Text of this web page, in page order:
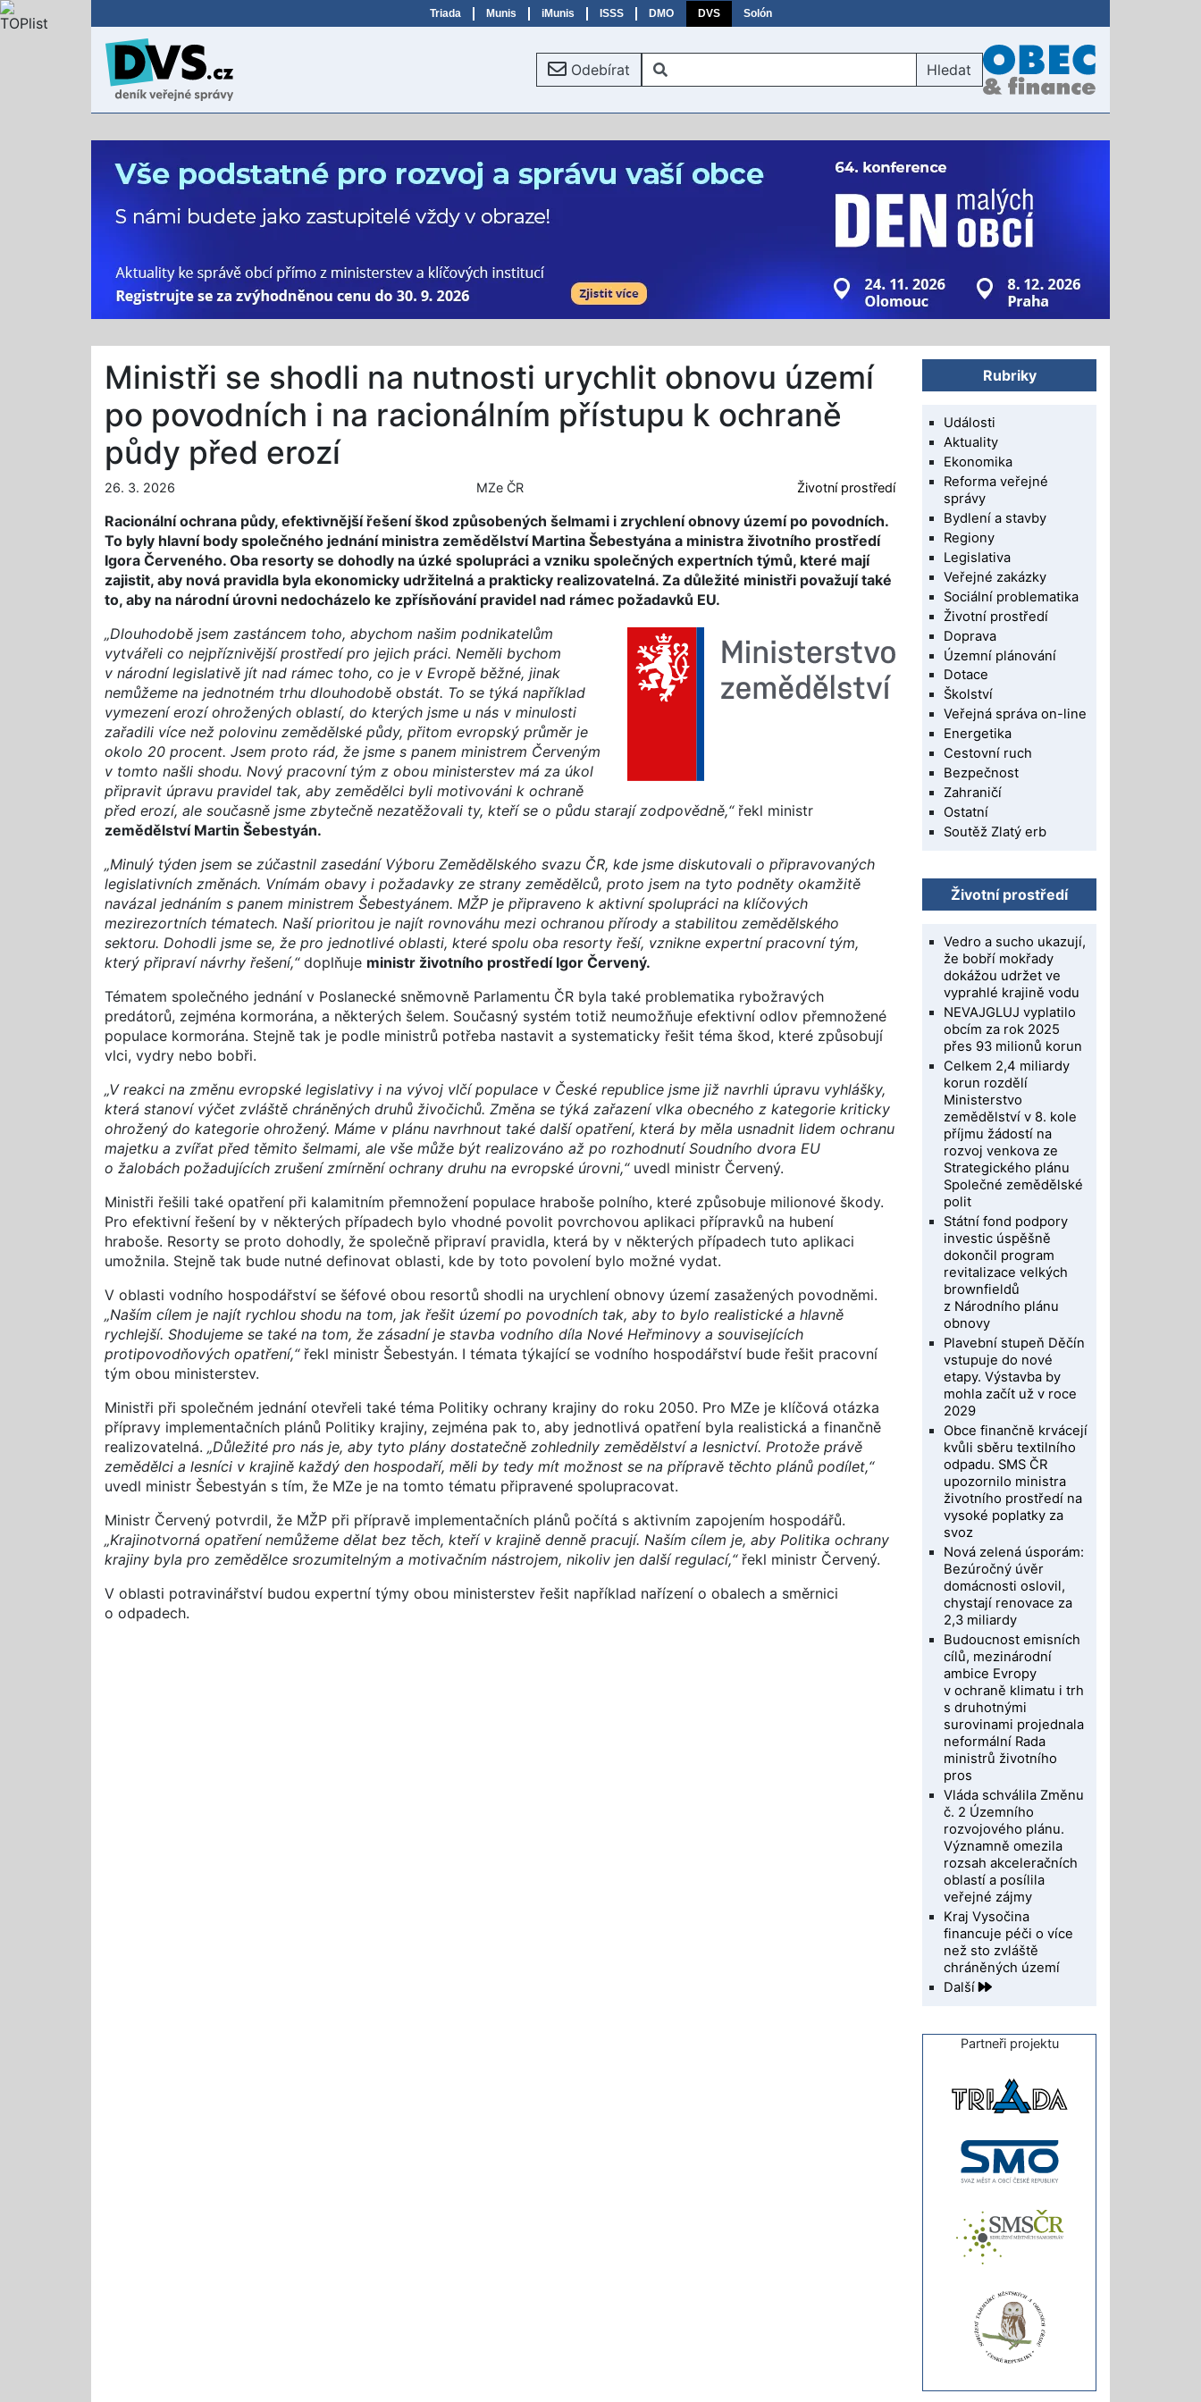
Triada Munis iMunis ISSS DMO DVS Solón
Odebírat Hledat
Ministři se shodli na nutnosti urychlit obnovu území
po povodních i na racionálním přístupu k ochraně
půdy před erozí
26. 3. 2026 MZe ČR Životní prostředí
Racionální ochrana půdy, efektivnější řešení škod způsobených šelmami i zrychlení obnovy území po povodních.
To byly hlavní body společného jednání ministra zemědělství Martina Šebestyána a ministra životního prostředí
Igora Červeného. Oba resorty se dohodly na úzké spolupráci a vzniku společných expertních týmů, které mají
zajistit, aby nová pravidla byla ekonomicky udržitelná a prakticky realizovatelná. Za důležité ministři považují také
to, aby na národní úrovni nedocházelo ke zpřísňování pravidel nad rámec požadavků EU.
„Dlouhodobě jsem zastáncem toho, abychom našim podnikatelům
vytvářeli co nejpříznivější prostředí pro jejich práci. Neměli bychom
v národní legislativě jít nad rámec toho, co je v Evropě běžné, jinak
nemůžeme na jednotném trhu dlouhodobě obstát. To se týká například
vymezení erozí ohrožených oblastí, do kterých jsme u nás v minulosti
zařadili více než polovinu zemědělské půdy, přitom evropský průměr je
okolo 20 procent. Jsem proto rád, že jsme s panem ministrem Červeným
v tomto našli shodu. Nový pracovní tým z obou ministerstev má za úkol
připravit úpravu pravidel tak, aby zemědělci byli motivováni k ochraně
před erozí, ale současně jsme zbytečně nezatěžovali ty, kteří se o půdu starají zodpovědně,“řekl ministr
zemědělství Martin Šebestyán.
„Minulý týden jsem se zúčastnil zasedání Výboru Zemědělského svazu ČR, kde jsme diskutovali o připravovaných
legislativních změnách. Vnímám obavy i požadavky ze strany zemědělců, proto jsem na tyto podněty okamžitě
navázal jednáním s panem ministrem Šebestyánem. MŽP je připraveno k aktivní spolupráci na klíčových
mezirezortních tématech. Naší prioritou je najít rovnováhu mezi ochranou přírody a stabilitou zemědělského
sektoru. Dohodli jsme se, že pro jednotlivé oblasti, které spolu oba resorty řeší, vznikne expertní pracovní tým,
který připraví návrhy řešení,“doplňuje ministr životního prostředí Igor Červený.
Tématem společného jednání v Poslanecké sněmovně Parlamentu ČR byla také problematika rybožravých
predátorů, zejména kormorána, a některých šelem. Současný systém totiž neumožňuje efektivní odlov přemnožené
populace kormorána. Stejně tak je podle ministrů potřeba nastavit a systematicky řešit téma škod, které způsobují
vlci, vydry nebo bobři.
„V reakci na změnu evropské legislativy i na vývoj vlčí populace v České republice jsme již navrhli úpravu vyhlášky,
která stanoví výčet zvláště chráněných druhů živočichů. Změna se týká zařazení vlka obecného z kategorie kriticky
ohrožený do kategorie ohrožený. Máme v plánu navrhnout také další opatření, která by měla usnadnit lidem ochranu
majetku a zvířat před těmito šelmami, ale vše může být realizováno až po rozhodnutí Soudního dvora EU
o žalobách požadujících zrušení zmírnění ochrany druhu na evropské úrovni,“uvedl ministr Červený.
Ministři řešili také opatření při kalamitním přemnožení populace hraboše polního, které způsobuje milionové škody.
Pro efektivní řešení by v některých případech bylo vhodné povolit povrchovou aplikaci přípravků na hubení
hraboše. Resorty se proto dohodly, že společně připraví pravidla, která by v některých případech tuto aplikaci
umožnila. Stejně tak bude nutné definovat oblasti, kde by toto povolení bylo možné vydat.
V oblasti vodního hospodářství se šéfové obou resortů shodli na urychlení obnovy území zasažených povodněmi.
„Naším cílem je najít rychlou shodu na tom, jak řešit území po povodních tak, aby to bylo realistické a hlavně
rychlejší. Shodujeme se také na tom, že zásadní je stavba vodního díla Nové Heřminovy a souvisejících
protipovodňových opatření,“řekl ministr Šebestyán. I témata týkající se vodního hospodářství bude řešit pracovní
tým obou ministerstev.
Ministři při společném jednání otevřeli také téma Politiky ochrany krajiny do roku 2050. Pro MZe je klíčová otázka
přípravy implementačních plánů Politiky krajiny, zejména pak to, aby jednotlivá opatření byla realistická a finančně
realizovatelná. „Důležité pro nás je, aby tyto plány dostatečně zohlednily zemědělství a lesnictví. Protože právě
zemědělci a lesníci v krajině každý den hospodaří, měli by tedy mít možnost se na přípravě těchto plánů podílet,“
uvedl ministr Šebestyán s tím, že MZe je na tomto tématu připravené spolupracovat.
Ministr Červený potvrdil, že MŽP při přípravě implementačních plánů počítá s aktivním zapojením hospodářů.
„Krajinotvorná opatření nemůžeme dělat bez těch, kteří v krajině denně pracují. Naším cílem je, aby Politika ochrany
krajiny byla pro zemědělce srozumitelným a motivačním nástrojem, nikoliv jen další regulací,“řekl ministr Červený.
V oblasti potravinářství budou expertní týmy obou ministerstev řešit například nařízení o obalech a směrnici
o odpadech.
Rubriky
Události
Aktuality
Ekonomika
Reforma veřejné
správy
Bydlení a stavby
Regiony
Legislativa
Veřejné zakázky
Sociální problematika
Životní prostředí
Doprava
Územní plánování
Dotace
Školství
Veřejná správa on-line
Energetika
Cestovní ruch
Bezpečnost
Zahraničí
Ostatní
Soutěž Zlatý erb
Životní prostředí
Vedro a sucho ukazují,
že bobří mokřady
dokážou udržet ve
vyprahlé krajině vodu
NEVAJGLUJ vyplatilo
obcím za rok 2025
přes 93 milionů korun
Celkem 2,4 miliardy
korun rozdělí
Ministerstvo
zemědělství v 8. kole
příjmu žádostí na
rozvoj venkova ze
Strategického plánu
Společné zemědělské
polit
Státní fond podpory
investic úspěšně
dokončil program
revitalizace velkých
brownfieldů
z Národního plánu
obnovy
Plavební stupeň Děčín
vstupuje do nové
etapy. Výstavba by
mohla začít už v roce
2029
Obce finančně krvácejí
kvůli sběru textilního
odpadu. SMS ČR
upozornilo ministra
životního prostředí na
vysoké poplatky za
svoz
Nová zelená úsporám:
Bezúročný úvěr
domácnosti oslovil,
chystají renovace za
2,3 miliardy
Budoucnost emisních
cílů, mezinárodní
ambice Evropy
v ochraně klimatu i trh
s druhotnými
surovinami projednala
neformální Rada
ministrů životního
pros
Vláda schválila Změnu
č. 2 Územního
rozvojového plánu.
Významně omezila
rozsah akceleračních
oblastí a posílila
veřejné zájmy
Kraj Vysočina
financuje péči o více
než sto zvláště
chráněných území
Další
Partneři projektu